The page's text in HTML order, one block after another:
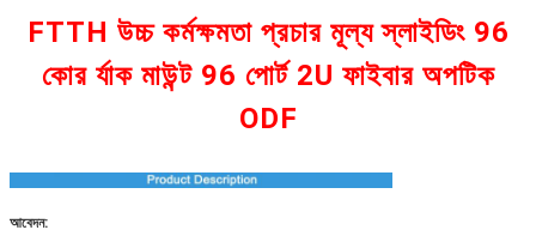
FTTH উচ্চ কর্মক্ষমতা প্রচার মূল্য স্লাইডিং 96
কোর র্যাক মাউন্ট 96 পোর্ট 2U ফাইবার অপটিক
ODF
আবেদন: